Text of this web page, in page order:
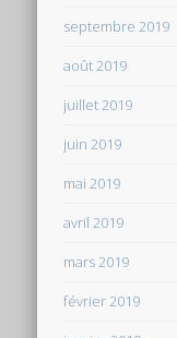
septembre 2019
août 2019
juillet 2019
juin 2019
mai 2019
avril 2019
mars 2019
février 2019